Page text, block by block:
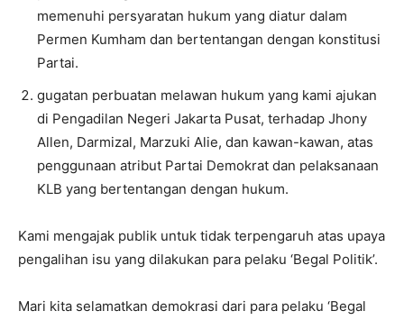
memenuhi persyaratan hukum yang diatur dalam
Permen Kumham dan bertentangan dengan konstitusi
Partai.
gugatan perbuatan melawan hukum yang kami ajukan
di Pengadilan Negeri Jakarta Pusat, terhadap Jhony
Allen, Darmizal, Marzuki Alie, dan kawan-kawan, atas
penggunaan atribut Partai Demokrat dan pelaksanaan
KLB yang bertentangan dengan hukum.
Kami mengajak publik untuk tidak terpengaruh atas upaya
pengalihan isu yang dilakukan para pelaku ‘Begal Politik’.
Mari kita selamatkan demokrasi dari para pelaku ‘Begal